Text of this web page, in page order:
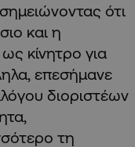
ότι
και η
κίνητρο για
επεσήμανε
διοριστέων
τη